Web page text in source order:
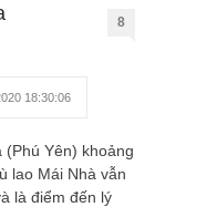
8
18:30:06
(Phú Yên) khoảng
lao Mái Nhà vẫn
là điểm đến lý